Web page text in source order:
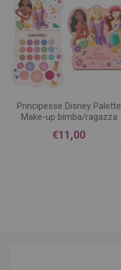
Principesse Disney Palette
Make-up bimba/ragazza
€11,00